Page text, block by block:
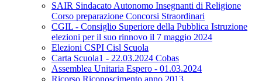
SAIR Sindacato Autonomo Insegnanti di Religione
Corso preparazione Concorsi Straordinari
CGIL - Consiglio Superiore della Pubblica Istruzione
elezioni per il suo rinnovo il 7 maggio 2024
Elezioni CSPI Cisl Scuola
Carta Scuola1 - 22.03.2024 Cobas
Assemblea Unitaria Espero - 01.03.2024